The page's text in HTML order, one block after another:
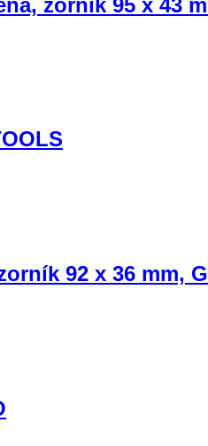
92 x 36 mm,